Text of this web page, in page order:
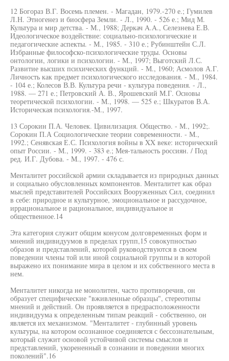
12 Богораз В.Г. Восемь племен. - Магадан, 1979.-270 е.; Гумилев
Л.Н. Этногенез и биосфера Земли. - Л., 1990. - 526 е.; Мид М.
Культура и мир детства. - М., 1988; Деркач A.A., Селезнева Е.В.
Идеологическое воздействие: социально-психологические и
педагогические аспекты. - М., 1985. - 310 е.; Рубинштейн С.Л.
Избранные философско-психологические труды. Основы
онтологии, логики и психологии. - М., 1997; Выготский Л.С.
Развитие высших психических функций. - М., 1960; Асмолов А.Г.
Личность как предмет психологического исследования. - M., 1984.
- 104 е.; Колесов В.В. Культура речи - культура поведения. - Л.,
1988. — 271 е.; Петровский А. В., Ярошевский М.Г. Основы
теоретической психологии. - М., 1998. — 525 е.; Шкуратов В.А.
Историческая психология.-M., 1997.
13 Сорокин П.А. Человек. Цивилизация. Общество. - М., 1992;.
Сорокин П.А Социологические теории современности. - М.,
1992.; Сенявская Е.С. Психология войны в XX веке: исторический
опыт России. - М., 1999. - 383 е.; Мея-тальность россиян. / Под
ред. И.Г. Дубова. - M., 1997. - 476 с.
Менталитет российской армии складывается из природных данных
и социально обусловленных компонентов. Менталитет как образ
мыслей представителей Российских Вооруженных Сил, соединил
в себе: природное и культурное, эмоциональное и рассудочное,
иррациональное и рациональное, индивидуальное и
общественное.14
Эта категория служит общим конусом долговременных форм и
мнений индивидуумов в пределах групп,15 совокупностью
образов и представлений, которой руководствуются в своем
поведении члены той или иной социальной группы и в которой
выражено их понимание мира в целом и их собственного места в
нем.
Менталитет никогда не монолитен, часто противоречив, он
образует специфические "вживленные образцы", стереотипы
мнений и действий. Он проявляется в предрасположенности
индивидуума к определенным типам реакций - собственно, он
является их механизмом. "Менталитет - глубинный уровень
культуры, на котором осознанное соединяется с бессознательным,
который служит основой устойчивой системы смыслов и
представлений, укорененный в сознании и поведении многих
поколений".16